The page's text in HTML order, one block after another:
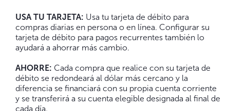
USA TU TARJETA: Usa tu tarjeta de débito para
compras diarias en persona o en línea. Configurar su
tarjeta de débito para pagos recurrentes también lo
ayudará a ahorrar más cambio.
AHORRE: Cada compra que realice con su tarjeta de
débito se redondeará al dólar más cercano y la
diferencia se financiará con su propia cuenta corriente
y se transferirá a su cuenta elegible designada al final de
cada día.